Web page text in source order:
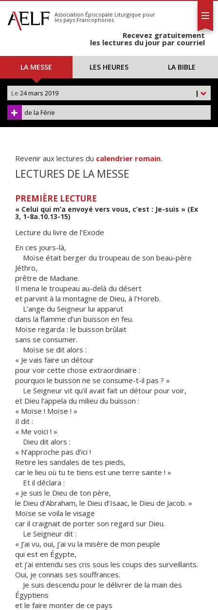
S'abonner
Calendrier
Association Épiscopale Liturgique pour
les pays Francophones
Recevez gratuitement
les lectures du jour par courriel
LA MESSE LES HEURES LA BIBLE
|
Le 24 mars 2019
de la Férie
Revenir aux lectures du calendrier romain.
LECTURES DE LA MESSE
PREMIÈRE LECTURE
« Celui qui m’a envoyé vers vous, c’est : Je-suis » (Ex
3, 1-8a.10.13-15)
Lecture du livre de l’Exode
En ces jours-là,
Moïse était berger du troupeau de son beau-père
Jéthro,
prêtre de Madiane.
Il mena le troupeau au-delà du désert
et parvint à la montagne de Dieu, à l’Horeb.
L’ange du Seigneur lui apparut
dans la flamme d’un buisson en feu.
Moïse regarda : le buisson brûlait
sans se consumer.
Moïse se dit alors :
« Je vais faire un détour
pour voir cette chose extraordinaire :
pourquoi le buisson ne se consume-t-il pas ? »
Le Seigneur vit qu’il avait fait un détour pour voir,
et Dieu l’appela du milieu du buisson :
« Moïse ! Moïse ! »
Il dit :
« Me voici ! »
Dieu dit alors :
« N’approche pas d’ici !
Retire les sandales de tes pieds,
car le lieu où tu te tiens est une terre sainte ! »
Et il déclara :
« Je suis le Dieu de ton père,
le Dieu d’Abraham, le Dieu d’Isaac, le Dieu de Jacob. »
Moïse se voila le visage
car il craignait de porter son regard sur Dieu.
Le Seigneur dit :
« J’ai vu, oui, j’ai vu la misère de mon peuple
qui est en Égypte,
et j’ai entendu ses cris sous les coups des surveillants.
Oui, je connais ses souffrances.
Je suis descendu pour le délivrer de la main des
Égyptiens
et le faire monter de ce pays